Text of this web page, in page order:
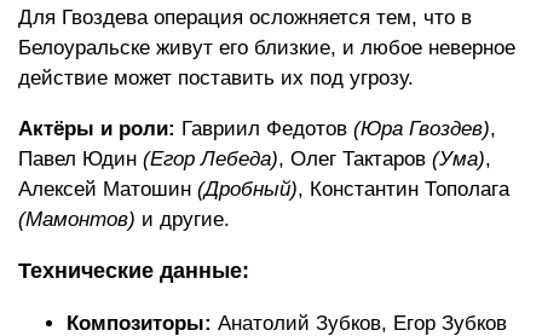
Для Гвоздева операция осложняется тем, что в
Белоуральске живут его близкие, и любое неверное
действие может поставить их под угрозу.
Актёры и роли: Гавриил Федотов (Юра Гвоздев),
Павел Юдин (Егор Лебеда), Олег Тактаров (Ума),
Алексей Матошин (Дробный), Константин Тополага
(Мамонтов) и другие.
Технические данные:
Композиторы: Анатолий Зубков, Егор Зубков